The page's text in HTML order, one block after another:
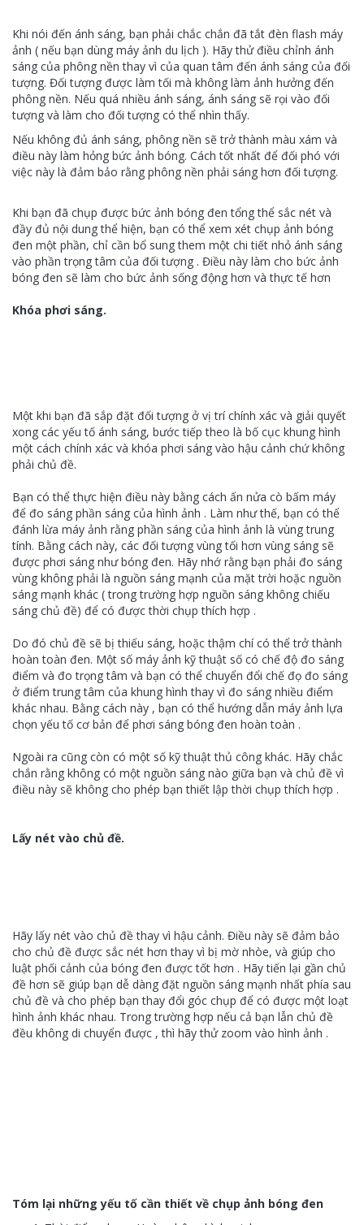
Khi nói đến ánh sáng, bạn phải chắc chắn đã tắt đèn flash máy
ảnh ( nếu bạn dùng máy ảnh du lịch ). Hãy thử điều chỉnh ánh
sáng của phông nền thay vì của quan tâm đến ánh sáng của đối
tượng. Đối tượng được làm tối mà không làm ảnh hưởng đến
phông nền. Nếu quá nhiều ánh sáng, ánh sáng sẽ rọi vào đối
tượng và làm cho đối tượng có thể nhìn thấy.
Nếu không đủ ánh sáng, phông nền sẽ trở thành màu xám và
điều này làm hỏng bức ảnh bóng. Cách tốt nhất để đối phó với
việc này là đảm bảo rằng phông nền phải sáng hơn đối tượng.
Khi bạn đã chụp được bức ảnh bóng đen tổng thể sắc nét và
đầy đủ nội dung thể hiện, bạn có thể xem xét chụp ảnh bóng
đen một phần, chỉ cần bổ sung them một chi tiết nhỏ ánh sáng
vào phần trọng tâm của đối tượng . Điều này làm cho bức ảnh
bóng đen sẽ làm cho bức ảnh sống động hơn và thực tế hơn
Khóa phơi sáng.
Một khi bạn đã sắp đặt đối tượng ở vị trí chính xác và giải quyết
xong các yếu tố ánh sáng, bước tiếp theo là bố cục khung hình
một cách chính xác và khóa phơi sáng vào hậu cảnh chứ không
phải chủ đề.
Bạn có thể thực hiện điều này bằng cách ấn nửa cò bấm máy
để đo sáng phần sáng của hình ảnh . Làm như thế, bạn có thể
đánh lừa máy ảnh rằng phần sáng của hình ảnh là vùng trung
tính. Bằng cách này, các đối tượng vùng tối hơn vùng sáng sẽ
được phơi sáng như bóng đen. Hãy nhớ rằng bạn phải đo sáng
vùng không phải là nguồn sáng mạnh của mặt trời hoặc nguồn
sáng mạnh khác ( trong trường hợp nguồn sáng không chiếu
sáng chủ đề) để có được thời chụp thích hợp .
Do đó chủ đề sẽ bị thiếu sáng, hoặc thậm chí có thể trở thành
hoàn toàn đen. Một số máy ảnh kỹ thuật số có chế độ đo sáng
điểm và đo trọng tâm và bạn có thể chuyển đổi chế đọ đo sáng
ở điểm trung tâm của khung hình thay vì đo sáng nhiều điểm
khác nhau. Bằng cách này , bạn có thể hướng dẫn máy ảnh lựa
chọn yếu tố cơ bản để phơi sáng bóng đen hoàn toàn .
Ngoài ra cũng còn có một số kỹ thuật thủ công khác. Hãy chắc
chắn rằng không có một nguồn sáng nào giữa bạn và chủ đề vì
điều này sẽ không cho phép bạn thiết lập thời chụp thích hợp .
Lấy nét vào chủ đề.
Hãy lấy nét vào chủ đề thay vì hậu cảnh. Điều này sẽ đảm bảo
cho chủ đề được sắc nét hơn thay vì bị mờ nhòe, và giúp cho
luật phối cảnh của bóng đen được tốt hơn . Hãy tiến lại gần chủ
đề hơn sẽ giúp bạn dễ dàng đặt nguồn sáng mạnh nhất phía sau
chủ đề và cho phép bạn thay đổi góc chụp để có được một loạt
hình ảnh khác nhau. Trong trường hợp nếu cả bạn lẫn chủ đề
đều không di chuyển được , thì hãy thử zoom vào hình ảnh .
Tóm lại những yếu tố cần thiết về chụp ảnh bóng đen